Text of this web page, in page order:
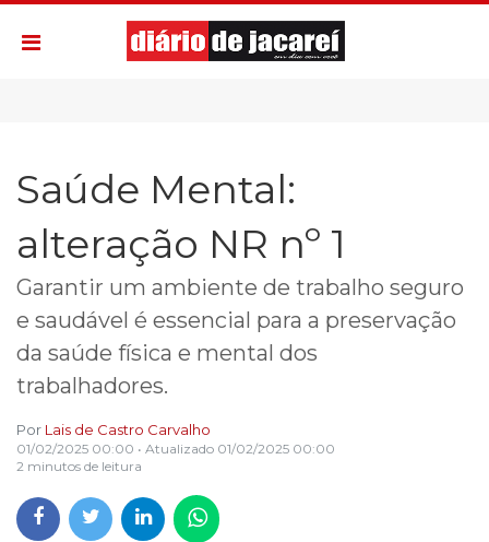
Saúde Mental:
alteração NR nº 1
Garantir um ambiente de trabalho seguro
e saudável é essencial para a preservação
da saúde física e mental dos
trabalhadores.
Por Lais de Castro Carvalho
01/02/2025 00:00 • Atualizado 01/02/2025 00:00
2 minutos de leitura